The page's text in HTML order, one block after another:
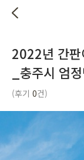
2022년 간판
_충주시 엄
(후기 0건)